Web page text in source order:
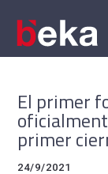
El primer
primer
24/9/2021